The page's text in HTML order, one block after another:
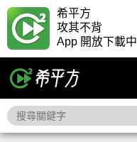
希平方
攻其不背
App 開放下載中